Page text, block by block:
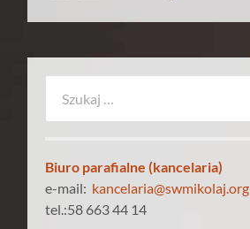
Biuro parafialne (kancelaria)
e-mail: kancelaria@swmikolaj.org
tel.:58 663 44 14